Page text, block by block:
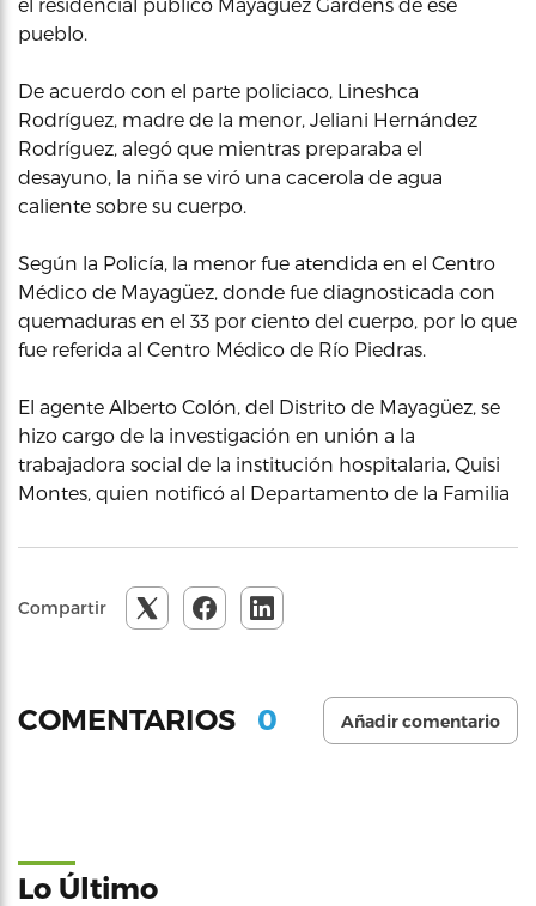
pueblo.
De acuerdo con el parte policiaco, Lineshca
Rodríguez, madre de la menor, Jeliani Hernández
Rodríguez, alegó que mientras preparaba el
desayuno, la niña se viró una cacerola de agua
caliente sobre su cuerpo.
Según la Policía, la menor fue atendida en el Centro
Médico de Mayagüez, donde fue diagnosticada con
quemaduras en el 33 por ciento del cuerpo, por lo que
fue referida al Centro Médico de Río Piedras.
El agente Alberto Colón, del Distrito de Mayagüez, se
hizo cargo de la investigación en unión a la
trabajadora social de la institución hospitalaria, Quisi
Montes, quien notificó al Departamento de la Familia
Compartir
COMENTARIOS 0 Añadir comentario
Lo Último